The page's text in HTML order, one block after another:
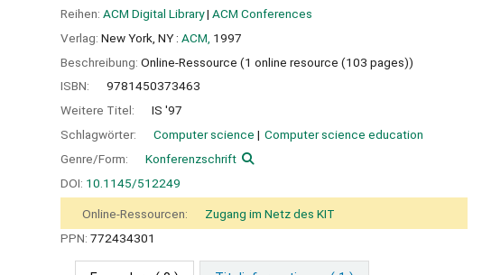
Reihen: ACM Digital Library| ACM Conferences
Verlag: New York, NY : ACM, 1997
Beschreibung: Online-Ressource (1 online resource (103 pages))
ISBN:
9781450373463
Weitere Titel:
IS '97
Schlagwörter:
Computer science
Computer science education
Genre/Form:
Konferenzschrift
DOI: 10.1145/512249
Online-Ressourcen:
Zugang im Netz des KIT
PPN: 772434301